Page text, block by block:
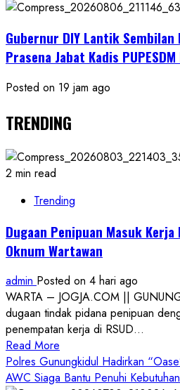
Gubernur DIY Lantik
Prasena Jabat Kadis PUPESDM
Posted on 19 jam ago
TRENDING
2 min read
Trending
Dugaan Penipuan Masuk Kerja
Oknum Wartawan
admin Posted on 4 hari ago
WARTA – JOGJA.COM ||
dugaan tindak pidana penipuan
penempatan kerja di RSUD...
Read More
more
about
Polres Gunungkidul Hadirkan
AWC Siaga Bantu Penuhi